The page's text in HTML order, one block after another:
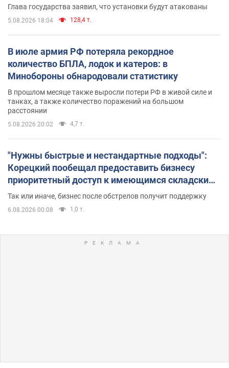
Глава государства заявил, что установки будут атакованы
5.08.2026 18:04 128,4 т.
В июле армия РФ потеряла рекордное
количество БПЛА, лодок и катеров: в
Минобороны обнародовали статистику
В прошлом месяце также выросли потери РФ в живой силе и
танках, а также количество поражений на большом
расстоянии
5.08.2026 20:02 4,7 т.
"Нужны быстрые и нестандартные подходы":
Корецкий пообещал предоставить бизнесу
приоритетный доступ к имеющимся складским
помещениям
Так или иначе, бизнес после обстрелов получит поддержку
6.08.2026 00:08 1,0 т.